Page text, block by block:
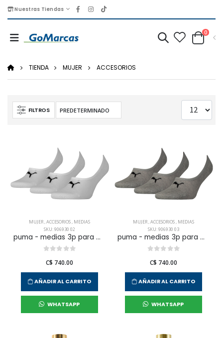
Nuestras Tiendas
0
TIENDA MUJER ACCESORIOS
FILTROS
MUJER,ACCESORIOS, MEDIAS
SKU: 906930 02
puma - medias 3p para mujer
C$ 740.00
AÑADIR AL CARRITO
WHATSAPP
MUJER,ACCESORIOS, MEDIAS
SKU: 906930 03
puma - medias 3p para mujer
C$ 740.00
AÑADIR AL CARRITO
WHATSAPP